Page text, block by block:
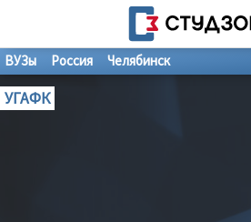
ВУЗы Россия Челябинск
УГАФК